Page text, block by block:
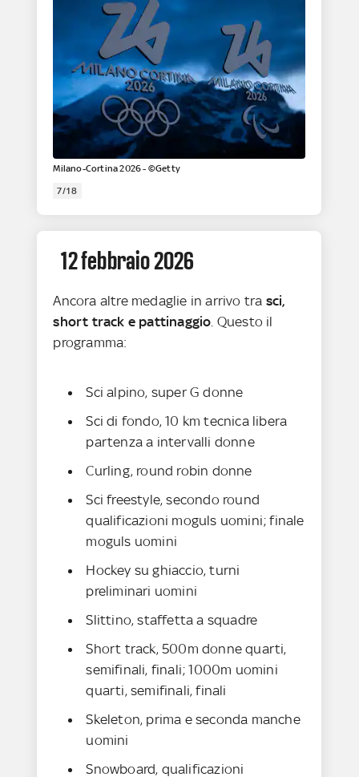
Milano-Cortina 2026 - ©Getty
7/18
12 febbraio 2026
Ancora altre medaglie in arrivo tra sci,
short track e pattinaggio. Questo il
programma:
Sci alpino, super G donne
Sci di fondo, 10 km tecnica libera
partenza a intervalli donne
Curling, round robin donne
Sci freestyle, secondo round
qualificazioni moguls uomini; finale
moguls uomini
Hockey su ghiaccio, turni
preliminari uomini
Slittino, staffetta a squadre
Short track, 500m donne quarti,
semifinali, finali; 1000m uomini
quarti, semifinali, finali
Skeleton, prima e seconda manche
uomini
Snowboard, qualificazioni